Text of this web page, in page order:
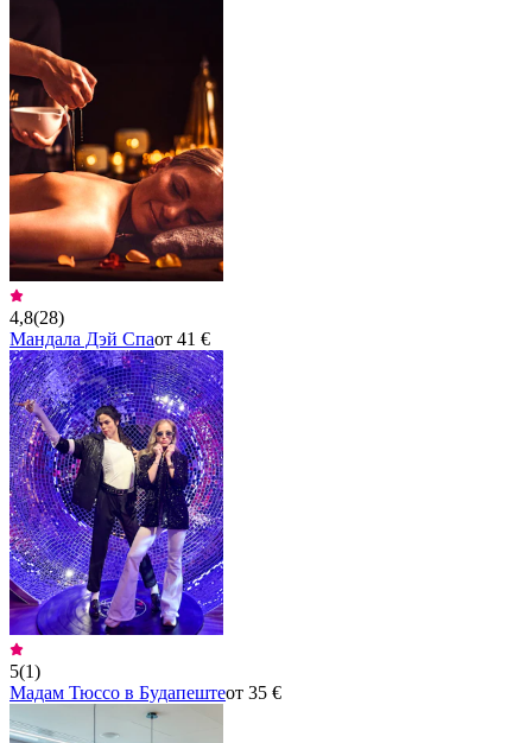
4,8(28)
Мандала Дэй Спаот 41 €
5(1)
Мадам Тюссо в Будапештеот 35 €